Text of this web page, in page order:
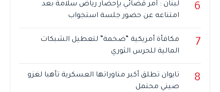
6
لبنان : أمر قضائي بإحضار رياض سلامة بعد
امتناعه عن حضور جلسة استجواب
7
مكافأة أمريكية “ضخمة” لتعطيل الشبكات
المالية للحرس الثوري
8
تايوان تطلق أكبر مناوراتها العسكرية تأهبا لغزو
صيني محتمل